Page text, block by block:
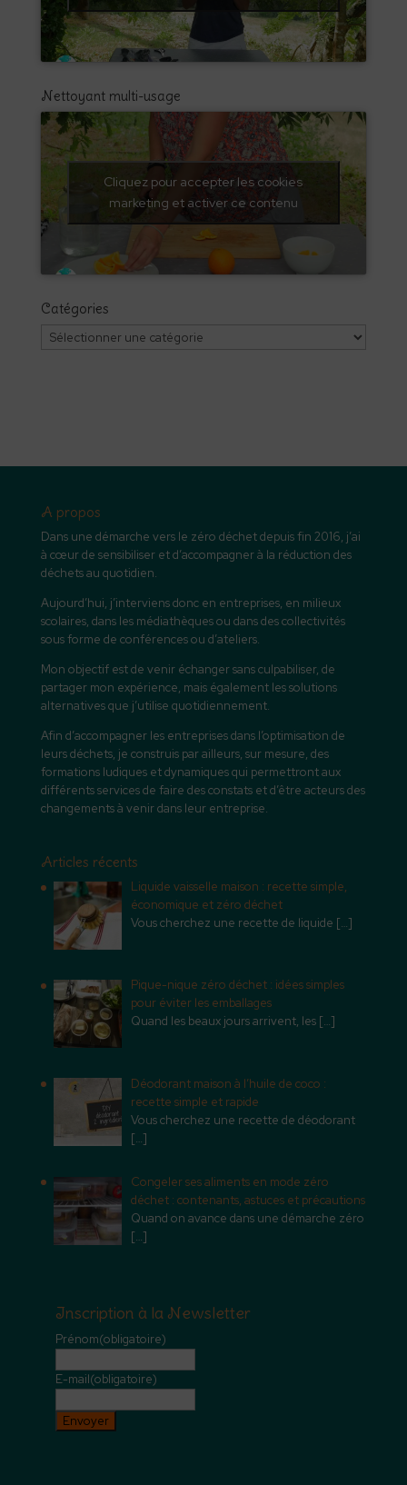
Nettoyant multi-usage
Cliquez pour accepter les cookies
marketing et activer ce contenu
Catégories
Catégories
A propos
Dans une démarche vers le zéro déchet depuis fin 2016, j’ai
à cœur de sensibiliser et d’accompagner à la réduction des
déchets au quotidien.
Aujourd’hui, j’interviens donc en entreprises, en milieux
scolaires, dans les médiathèques ou dans des collectivités
sous forme de conférences ou d’ateliers.
Mon objectif est de venir échanger sans culpabiliser, de
partager mon expérience, mais également les solutions
alternatives que j’utilise quotidiennement.
Afin d’accompagner les entreprises dans l’optimisation de
leurs déchets, je construis par ailleurs, sur mesure, des
formations ludiques et dynamiques qui permettront aux
différents services de faire des constats et d’être acteurs des
changements à venir dans leur entreprise.
Articles récents
Liquide vaisselle maison : recette simple,
économique et zéro déchet
Vous cherchez une recette de liquide […]
Pique-nique zéro déchet : idées simples
pour éviter les emballages
Quand les beaux jours arrivent, les […]
Déodorant maison à l’huile de coco :
recette simple et rapide
Vous cherchez une recette de déodorant
[…]
Congeler ses aliments en mode zéro
déchet : contenants, astuces et précautions
Quand on avance dans une démarche zéro
[…]
Inscription à la Newsletter
Prénom(obligatoire)
E-mail(obligatoire)
Envoyer